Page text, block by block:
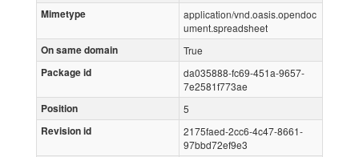
Mimetype
application/vnd.oasis.opendoc
ument.spreadsheet
On same domain True
Package id
da035888-fc69-451a-9657-
7e2581f773ae
Position 5
Revision id
2175faed-2cc6-4c47-8661-
97bbd72ef9e3